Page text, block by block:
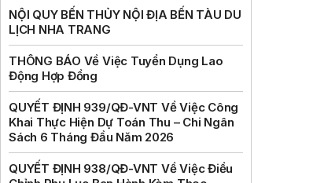
NỘI QUY BẾN THỦY NỘI ĐỊA BẾN TÀU DU
LỊCH NHA TRANG
THÔNG BÁO Về Việc Tuyển Dụng Lao
Động Hợp Đồng
QUYẾT ĐỊNH 939/QĐ-VNT Về Việc Công
Khai Thực Hiện Dự Toán Thu – Chi Ngân
Sách 6 Tháng Đầu Năm 2026
QUYẾT ĐỊNH 938/QĐ-VNT Về Việc Điều